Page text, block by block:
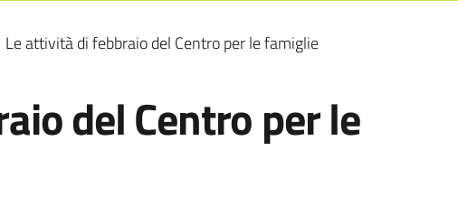
Le attività di febbraio del Centro per le famiglie
del Centro per le